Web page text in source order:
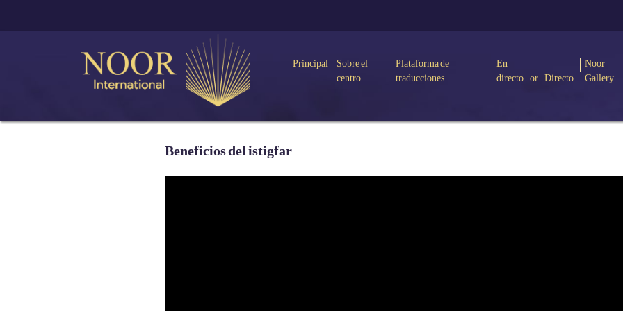
Principal
Sobre el
centro
Plataforma de
traducciones
En
directo or Directo
Noor
Gallery
Beneficios del istigfar